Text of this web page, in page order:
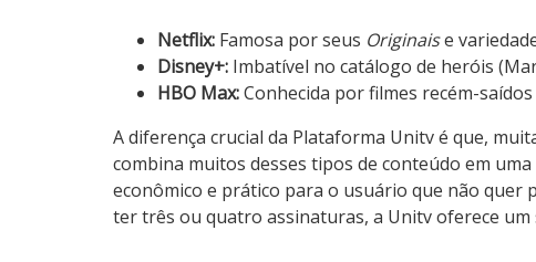
Netflix: Famosa por seus Originaise
Disney+: Imbatível no catálogo de heróis
HBO Max:Conhecida por filmes recém-
A diferença crucial da Plataforma Unitv é que,
combina muitos desses tipos de conteúdo em
econômico e prático para o usuário que não quer
ter três ou quatro assinaturas, a Unitv oferece um